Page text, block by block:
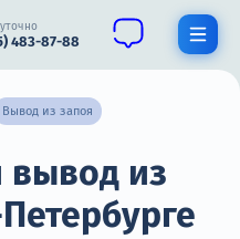
483-87-88
Вывод из запоя
вывод из